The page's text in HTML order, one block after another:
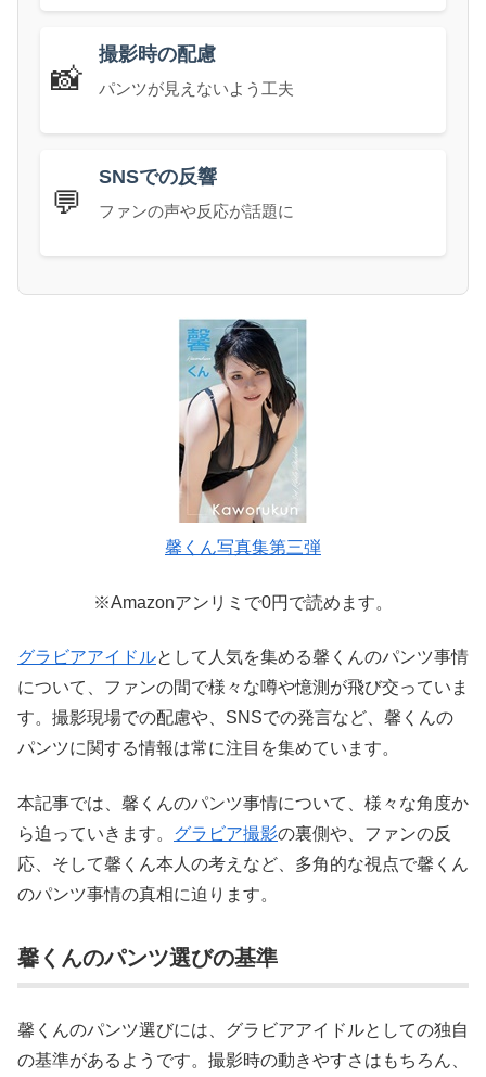
📸
撮影時の配慮
パンツが見えないよう工夫
💬
SNSでの反響
ファンの声や反応が話題に
馨くん写真集第三弾
※Amazonアンリミで0円で読めます。
グラビアアイドルとして人気を集める馨くんのパンツ事情
について、ファンの間で様々な噂や憶測が飛び交っていま
す。撮影現場での配慮や、SNSでの発言など、馨くんの
パンツに関する情報は常に注目を集めています。
本記事では、馨くんのパンツ事情について、様々な角度か
ら迫っていきます。 グラビア撮影の裏側や、ファンの反
応、そして馨くん本人の考えなど、多角的な視点で馨くん
のパンツ事情の真相に迫ります。
馨くんのパンツ選びの基準
馨くんのパンツ選びには、グラビアアイドルとしての独自
の基準があるようです。撮影時の動きやすさはもちろん、